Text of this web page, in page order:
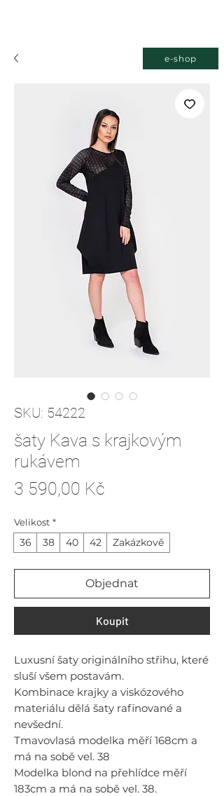
SKU: 54222
šaty Kava s krajkovým
rukávem
3 590,00 Kč
Velikost *
36 38 40 42 Zakázkově
Objednat
Koupit
Luxusní šaty originálního střihu, které
sluší všem postavám.
Kombinace krajky a viskózového
materiálu dělá šaty rafinované a
nevšední.
Tmavovlasá modelka měří 168cm a
má na sobě vel. 38
Modelka blond na přehlídce měří
183cm a má na sobě vel. 38.
e-shop